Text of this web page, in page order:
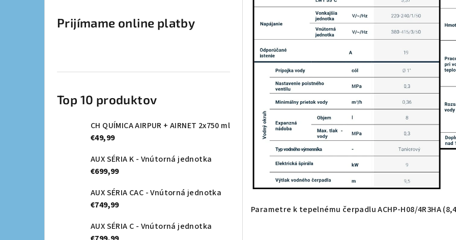
Prijímame online platby
Top 10 produktov
CH QUÍMICA AIRPUR + AIRNET 2x750 ml
€49,99
AUX SÉRIA K - Vnútorná jednotka
€699,99
AUX SÉRIA CAC - Vnútorná jednotka
€749,99
AUX SÉRIA C - Vnútorná jednotka
Parametre k tepelnému čerpadlu ACHP-H08/4R3HA